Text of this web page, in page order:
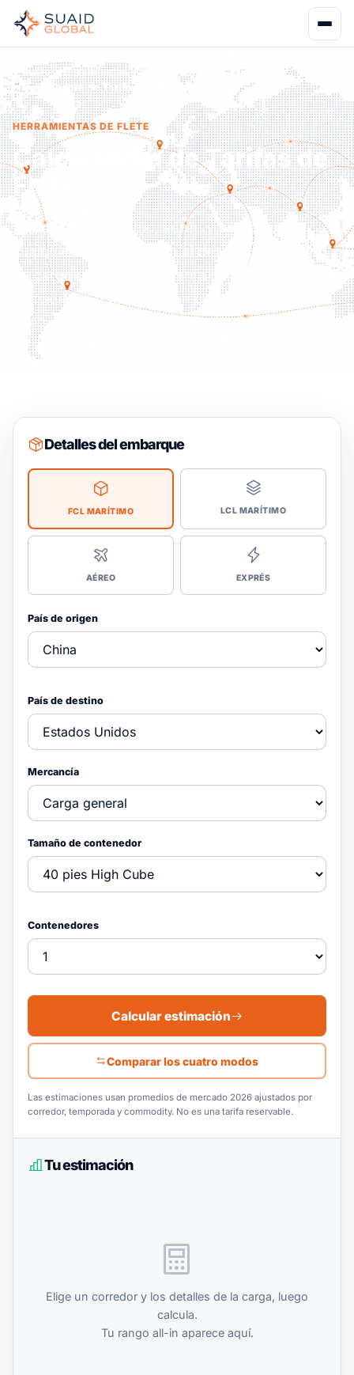
Inicio
Herramientas y Calculadoras
Calculadora de Tarifas de Flete
HERRAMIENTAS DE FLETE
Calculadora de Tarifas de
Flete
Estima flete marítimo, aéreo y exprés para
cualquier corredor - con el desglose completo
de cargos, no solo una tarifa de titular. Luego
convierte la estimación en una cotización firme
con socios.
Detalles del embarque
FCL MARÍTIMO LCL MARÍTIMO
AÉREO EXPRÉS
País de origen
País de destino
Mercancía
Tamaño de contenedor
Contenedores
Calcular estimación
Comparar los cuatro modos
Las estimaciones usan promedios de mercado 2026 ajustados por
corredor, temporada y commodity. No es una tarifa reservable.
Tu estimación
Elige un corredor y los detalles de la carga, luego
calcula.
Tu rango all-in aparece aquí.